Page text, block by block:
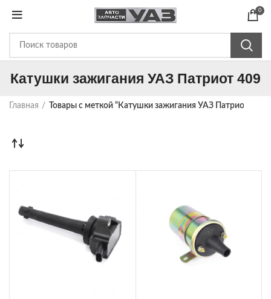
0
Катушки зажигания УАЗ Патриот 409
Главная Товары с меткой “Катушки зажигания УАЗ Патриот 409”